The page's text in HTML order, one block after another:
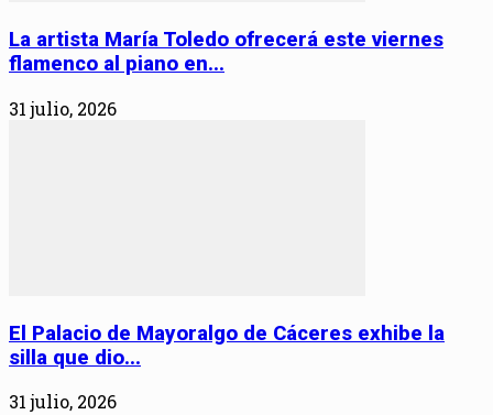
La artista María Toledo ofrecerá este viernes
flamenco al piano en...
31 julio, 2026
El Palacio de Mayoralgo de Cáceres exhibe la
silla que dio...
31 julio, 2026